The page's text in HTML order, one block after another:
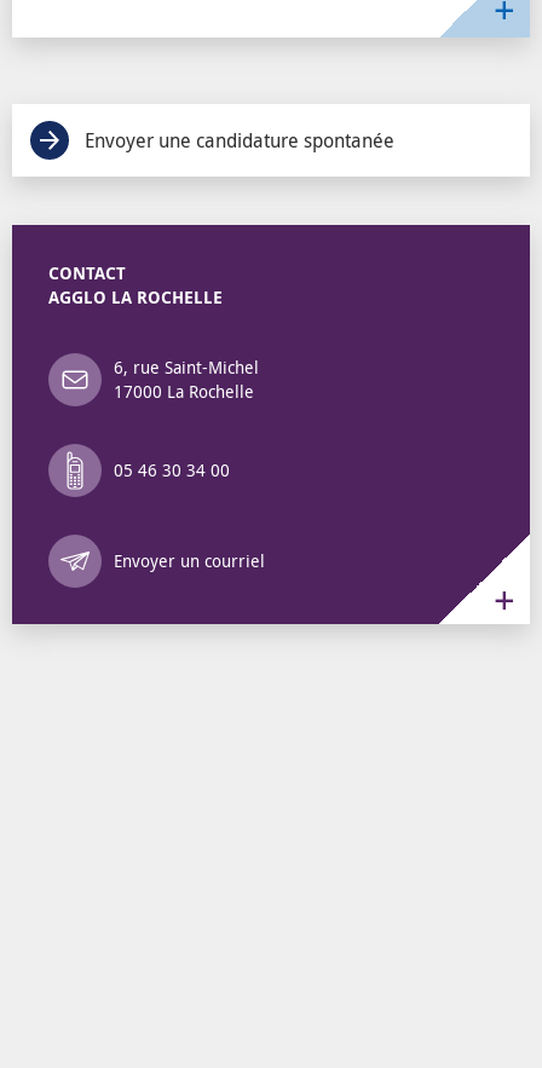
Envoyer une candidature spontanée
CONTACT
AGGLO LA ROCHELLE
6, rue Saint-Michel
17000 La Rochelle
05 46 30 34 00
Envoyer un courriel
Annuaire